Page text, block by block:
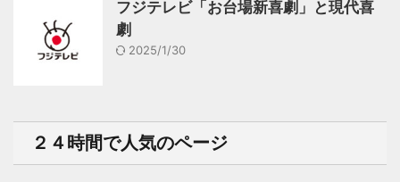
フジテレビ「お台場新喜劇」と現代喜
劇
2025/1/30
２４時間で人気のページ